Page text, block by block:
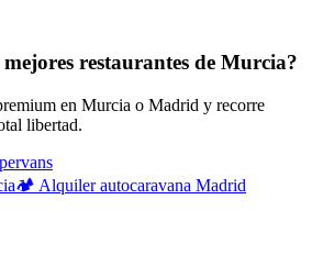
restaurantes de Murcia?
en Murcia o Madrid y recorre
libertad.
🏕️ Alquiler autocaravana Madrid